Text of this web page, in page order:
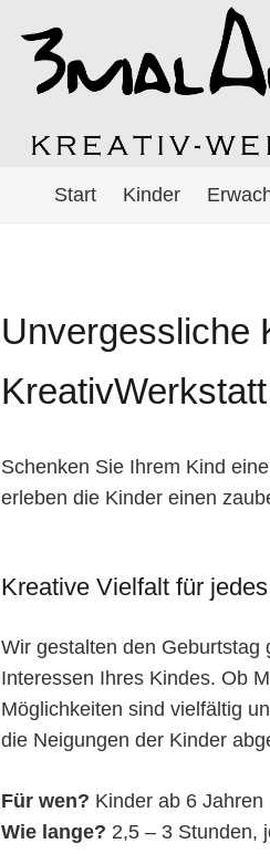
Start Kinder
Unvergessliche
KreativWerkstatt
Schenken Sie Ihrem Kind
erleben die Kinder einen
Kreative Vielfalt für
Wir gestalten den Geburtstag
Interessen Ihres Kindes. Ob
Möglichkeiten sind vielfältig
die Neigungen der Kinder
Für wen? Kinder ab 6 Jahren
Wie lange? 2,5 – 3 Stunden,